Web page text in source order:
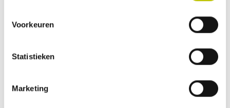
Voorkeuren
Statistieken
Marketing
Campking - Parasolharing
De parasolharing is het alternatief
haring wordt de grond ingeslagen en
is heel geschikt voor grasgrond.
een buisdiameter tot 28 mm. De
parasolharing heeft een lengte van